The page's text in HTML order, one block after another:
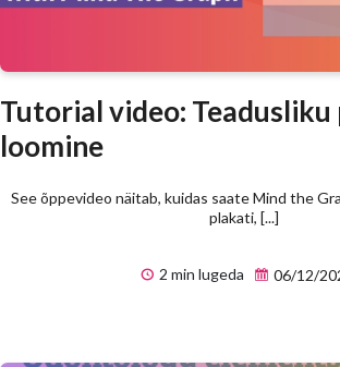
Tutorial video:
loomine
See õppevideo näitab, kuidas saate Mind the
plakati, [...]
2 min lugeda 06/12/